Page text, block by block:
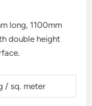
long, 1100mm
double height
/ sq. meter